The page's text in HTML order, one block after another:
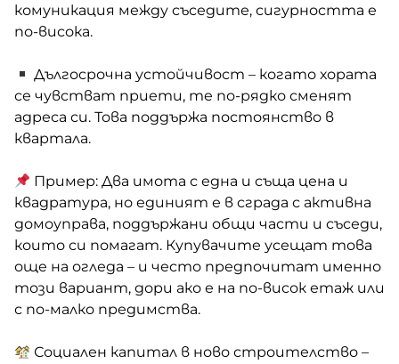
комуникация между съседите, сигурността е
по-висока.
Дългосрочна устойчивост – когато хората
се чувстват приети, те по-рядко сменят
адреса си. Това поддържа постоянство в
квартала.
Пример: Два имота с една и съща цена и
квадратура, но единият е в сграда с активна
домоуправа, поддържани общи части и съседи,
които си помагат. Купувачите усещат това
още на огледа – и често предпочитат именно
този вариант, дори ако е на по-висок етаж или
с по-малко предимства.
Социален капитал в ново строителство –